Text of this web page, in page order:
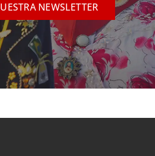
NEWSLETTER